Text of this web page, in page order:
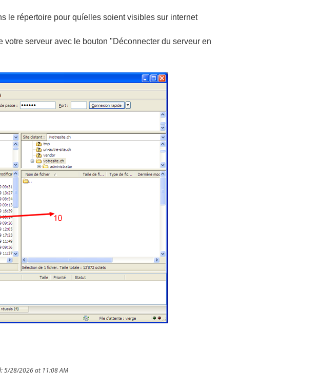
le répertoire pour quíelles soient visibles sur internet
votre serveur avec le bouton "Déconnecter du serveur en
5/28/2026 at 11:08 AM